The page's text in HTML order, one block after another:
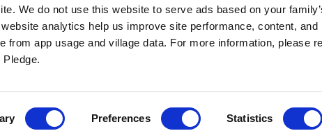
We do not use this website to serve ads based on your
analytics help us improve site performance, content,
from app usage and village data. For more information, please
Preferences Statistics
किसी भी मानसिक स्थिति, व्यवहार संबंधी स्थिति या बीमारी का निदान,